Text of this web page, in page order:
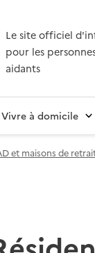
Le site officiel
pour les
aidants
Vivre à domicile
et maisons de